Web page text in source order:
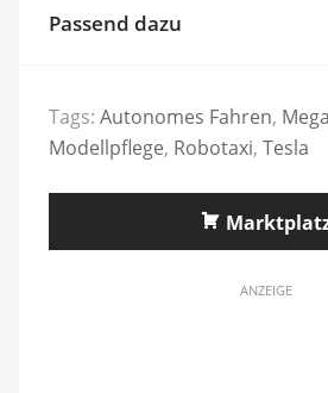
Passend dazu
Tags: Autonomes Fahren,
Modellpflege, Robotaxi, Tesla
ANZEIGE